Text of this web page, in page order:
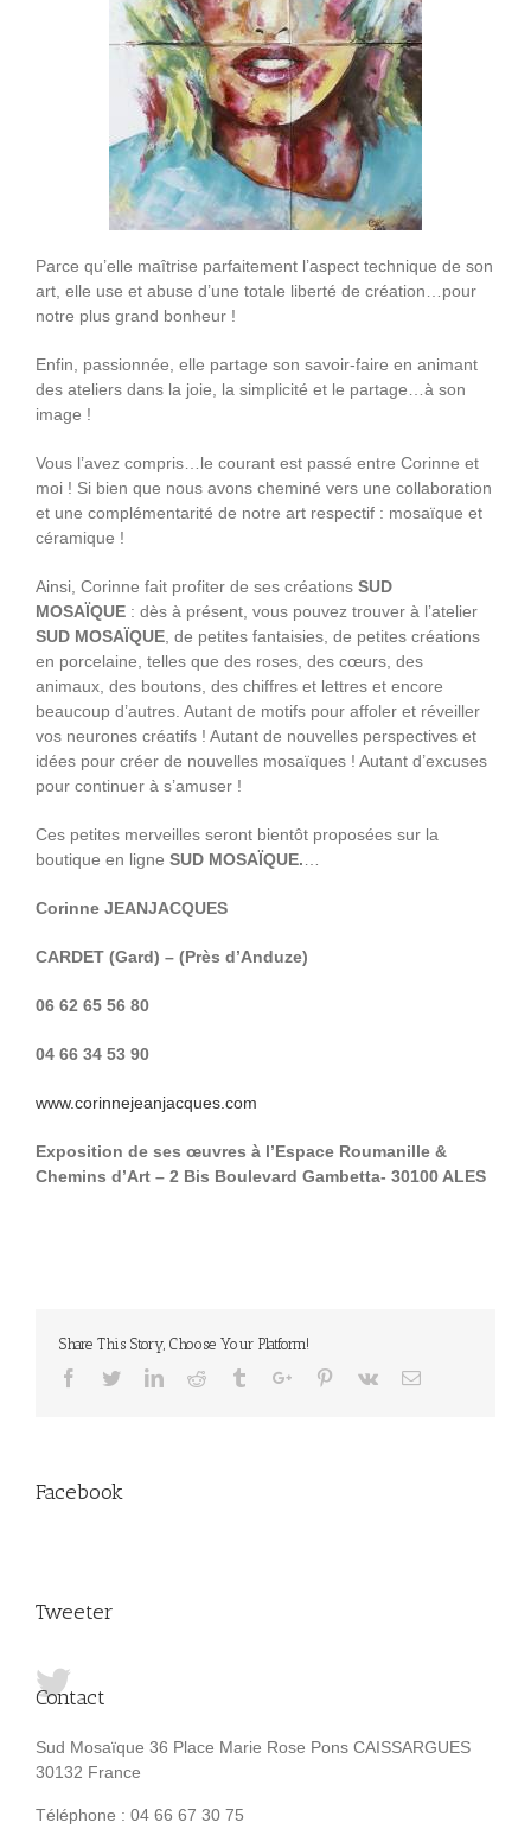
Parce qu’elle maîtrise parfaitement l’aspect technique de son
art, elle use et abuse d’une totale liberté de création…pour
notre plus grand bonheur !
Enfin, passionnée, elle partage son savoir-faire en animant
des ateliers dans la joie, la simplicité et le partage…à son
image !
Vous l’avez compris…le courant est passé entre Corinne et
moi ! Si bien que nous avons cheminé vers une collaboration
et une complémentarité de notre art respectif : mosaïque et
céramique !
Ainsi, Corinne fait profiter de ses créations SUD
MOSAÏQUE : dès à présent, vous pouvez trouver à l’atelier
SUD MOSAÏQUE , de petites fantaisies, de petites créations
en porcelaine, telles que des roses, des cœurs, des
animaux, des boutons, des chiffres et lettres et encore
beaucoup d’autres. Autant de motifs pour affoler et réveiller
vos neurones créatifs ! Autant de nouvelles perspectives et
idées pour créer de nouvelles mosaïques ! Autant d’excuses
pour continuer à s’amuser !
Ces petites merveilles seront bientôt proposées sur la
boutique en ligne SUD MOSAÏQUE.
Corinne JEANJACQUES
CARDET (Gard) – (Près d’Anduze)
06 62 65 56 80
04 66 34 53 90
www.corinnejeanjacques.com
Exposition de ses œuvres à l’Espace Roumanille &
Chemins d’Art – 2 Bis Boulevard Gambetta- 30100 ALES
Share This Story, Choose Your Platform!
Facebook
TwitterLinkedinReddit TumblrGoogle+Pinterest
Vk Email
Facebook
Tweeter
Contact
Sud Mosaïque 36 Place Marie Rose Pons CAISSARGUES
30132 France
Téléphone : 04 66 67 30 75